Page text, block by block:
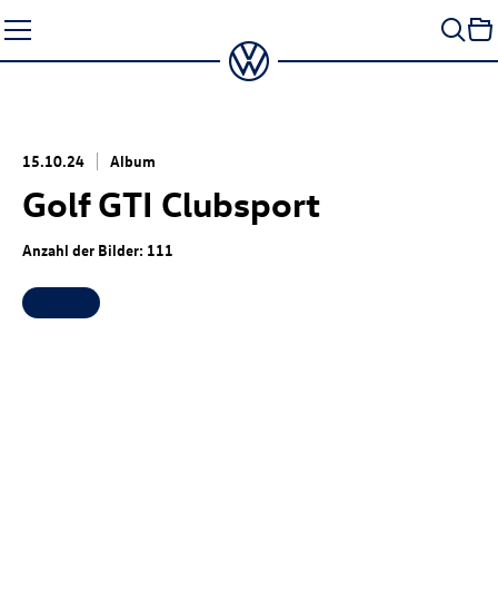
Seiteninhalt
springen
15.10.24 Album
Golf GTI Clubsport
Anzahl der Bilder: 111